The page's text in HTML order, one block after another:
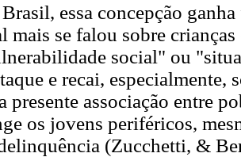
essa concepção
mais se falou sobre
social" ou
e recai, especialmente,
presente associação entre
os jovens periféricos,
(Zucchetti, &